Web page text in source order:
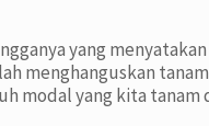
yang
menghanguskan
modal yang kita